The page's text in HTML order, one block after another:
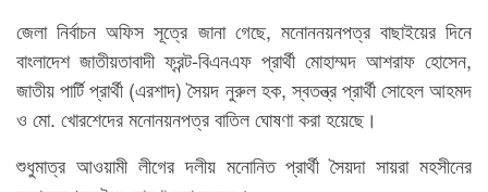
জেলা নির্বাচন অফিস সূত্রে জানা গেছে, মনোননয়নপত্র বাছাইয়ের দিনে
বাংলাদেশ জাতীয়তাবাদী ফ্রন্ট-বিএনএফ প্রার্থী মোহাম্মদ আশরাফ হোসেন,
জাতীয় পার্টি প্রার্থী (এরশাদ) সৈয়দ নুরুল হক, স্বতন্ত্র প্রার্থী সোহেল আহমদ
ও মো. খোরশেদের মনোনয়নপত্র বাতিল ঘোষণা করা হয়েছে।
শুধুমাত্র আওয়ামী লীগের দলীয় মনোনিত প্রার্থী সৈয়দা সায়রা মহসীনের